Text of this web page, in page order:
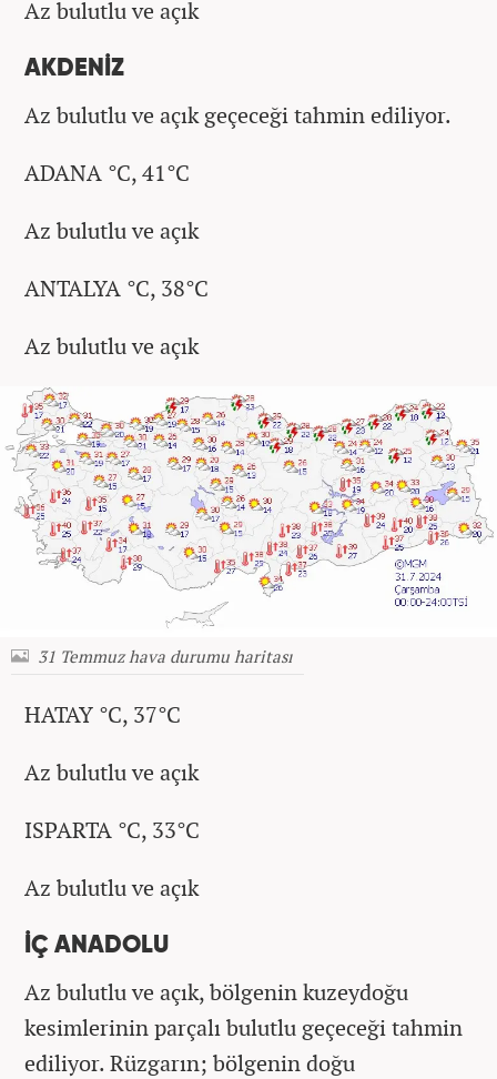
Az bulutlu ve açık
AKDENİZ
Az bulutlu ve açık geçeceği tahmin ediliyor.
ADANA °C, 41°C
Az bulutlu ve açık
ANTALYA °C, 38°C
Az bulutlu ve açık
31 Temmuz hava durumu haritası
HATAY °C, 37°C
Az bulutlu ve açık
ISPARTA °C, 33°C
Az bulutlu ve açık
İÇ ANADOLU
Az bulutlu ve açık, bölgenin kuzeydoğu
kesimlerinin parçalı bulutlu geçeceği tahmin
ediliyor. Rüzgarın; bölgenin doğu